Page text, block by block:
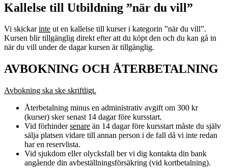
Kallelse till Utbildning ”när du vill”
Vi skickarinte ut en kallelse till kurser i kategorin ”när du vill”.
Kursen blir tillgänglig direkt efter att du köpt den och du kan gå in
när du vill under de dagar kursen är tillgänglig.
AVBOKNING OCH ÅTERBETALNING
Avbokning ska ske skriftligt.
Återbetalning minus en administrativ avgift om 300 kr
(kurser) sker senast 14 dagar före kursstart.
Vid förhindersenare än 14 dagar före kursstart måste du själv
sälja platsen vidare till annan person i de fall då vi inte redan
har en reservlista.
Vid sjukdom eller olycksfall ber vi dig kontakta din bank
angående din avbeställningsförsäkring (vid kortbetalning).